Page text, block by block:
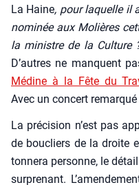
La Haine, pour laquelle il
nomi­née aux Molières
la ministre de la Culture
D’autres ne manquent
Médine à la Fête du
Avec un concert
La pré­ci­sion n’est pas
de bou­cliers de la droite
ton­ne­ra per­sonne, le
sur­pre­nant.